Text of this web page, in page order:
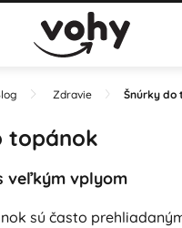
Zdravie Šnúrky do
topánok
veľkým vplyom
sú často